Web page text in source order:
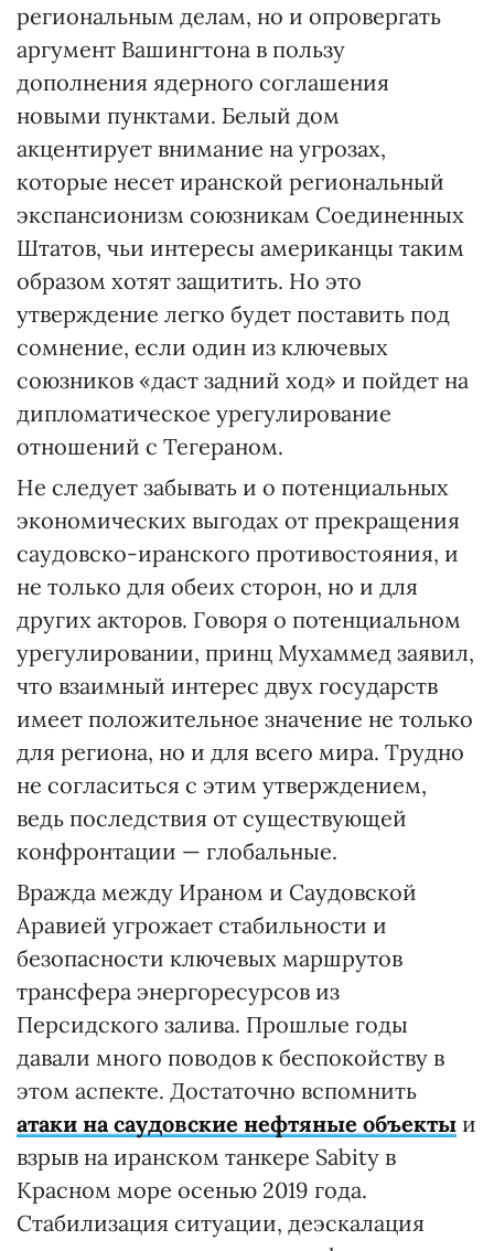
региональным делам, но и опровергать
аргумент Вашингтона в пользу
дополнения ядерного соглашения
новыми пунктами. Белый дом
акцентирует внимание на угрозах,
которые несет иранской региональный
экспансионизм союзникам Соединенных
Штатов, чьи интересы американцы таким
образом хотят защитить. Но это
утверждение легко будет поставить под
сомнение, если один из ключевых
союзников «даст задний ход» и пойдет на
дипломатическое урегулирование
отношений с Тегераном.
Не следует забывать и о потенциальных
экономических выгодах от прекращения
саудовско-иранского противостояния, и
не только для обеих сторон, но и для
других акторов. Говоря о потенциальном
урегулировании, принц Мухаммед заявил,
что взаимный интерес двух государств
имеет положительное значение не только
для региона, но и для всего мира. Трудно
не согласиться с этим утверждением,
ведь последствия от существующей
конфронтации — глобальные.
Вражда между Ираном и Саудовской
Аравией угрожает стабильности и
безопасности ключевых маршрутов
трансфера энергоресурсов из
Персидского залива. Прошлые годы
давали много поводов к беспокойству в
этом аспекте. Достаточно вспомнить
атаки на саудовские нефтяные объекты и
взрыв на иранском танкере Sabity в
Красном море осенью 2019 года.
Стабилизация ситуации, деэскалация